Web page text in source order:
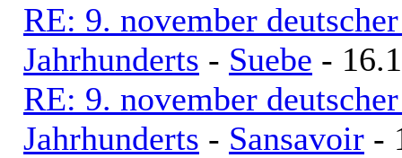
RE: 9. november
Jahrhunderts - Suebe -
RE: 9. november
Jahrhunderts - Sansavoir -